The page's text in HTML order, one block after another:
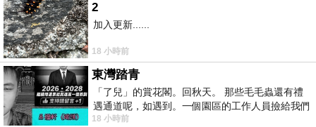
2
加入更新......
18 小時前
東灣踏青
「了兒」的賞花閣。回秋天。 那些毛毛蟲還有禮
遇通道呢，如遇到。一個園區的工作人員撿給我們
細賞。
18 小時前